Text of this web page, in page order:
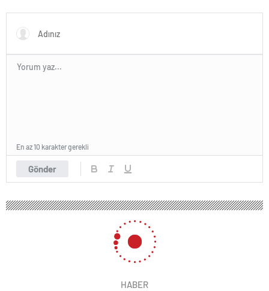
Gönder
En az 10 karakter gerekli
HABER